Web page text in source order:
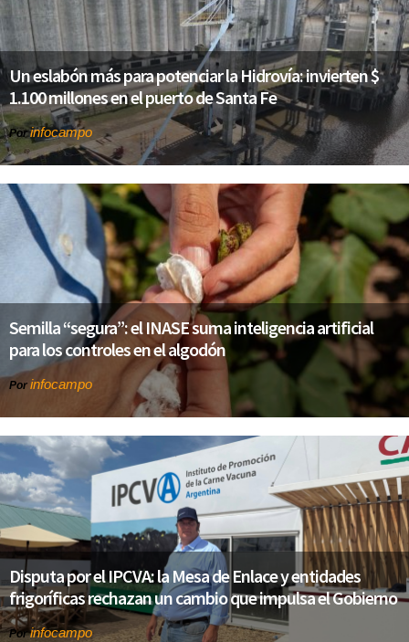
Un eslabón más para potenciar la Hidrovía: invierten $
1.100 millones en el puerto de Santa Fe
Porinfocampo
Semilla “segura”: el INASE suma inteligencia artificial
para los controles en el algodón
Por infocampo
Disputa por el IPCVA: la Mesa de Enlace y entidades
frigoríficas rechazan un cambio que impulsa el Gobierno
Porinfocampo